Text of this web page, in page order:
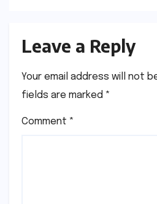
Leave a Reply
Your email address will not
fields are marked *
Comment *